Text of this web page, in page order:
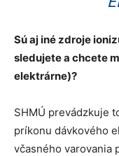
Sú aj iné zdroje
sledujete a chcete
elektrárne)?
SHMÚ prevádzkuje
príkonu dávkového
včasného varovania